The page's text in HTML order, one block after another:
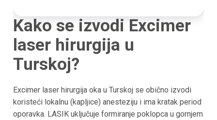
Kako se izvodi Excimer
laser hirurgija u
Turskoj?
Excimer laser hirurgija oka u Turskoj se obično izvodi
koristeći lokalnu (kapljice) anesteziju i ima kratak period
oporavka. LASIK uključuje formiranje poklopca u gornjem